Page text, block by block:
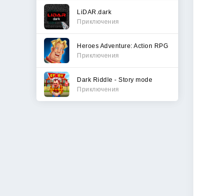
LiDAR.dark
Приключения
Heroes Adventure: Action RPG
Приключения
Dark Riddle - Story mode
Приключения